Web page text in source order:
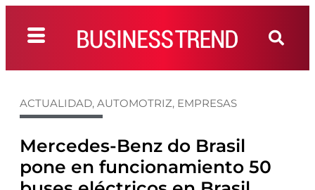
ACTUALIDAD, AUTOMOTRIZ, EMPRESAS
Mercedes-Benz do Brasil
pone en funcionamiento 50